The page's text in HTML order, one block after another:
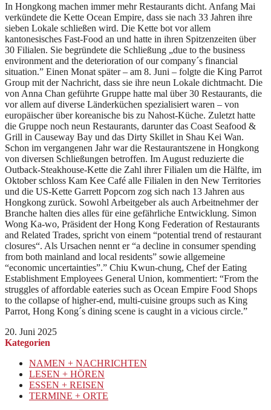
In Hongkong machen immer mehr Restaurants dicht. Anfang Mai
verkündete die Kette Ocean Empire, dass sie nach 33 Jahren ihre
sieben Lokale schließen wird. Die Kette bot vor allem
kantonesisches Fast-Food an und hatte in ihren Spitzenzeiten über
30 Filialen. Sie begründete die Schließung „due to the business
environment and the deterioration of our company´s financial
situation.” Einen Monat später – am 8. Juni – folgte die King Parrot
Group mit der Nachricht, dass sie ihre neun Lokale dichtmacht. Die
von Anna Chan geführte Gruppe hatte mal über 30 Restaurants, die
vor allem auf diverse Länderküchen spezialisiert waren – von
europäischer über koreanische bis zu Nahost-Küche. Zuletzt hatte
die Gruppe noch neun Restaurants, darunter das Coast Seafood &
Grill in Causeway Bay und das Dirty Skillet in Shau Kei Wan.
Schon im vergangenen Jahr war die Restaurantszene in Hongkong
von diversen Schließungen betroffen. Im August reduzierte die
Outback-Steakhouse-Kette die Zahl ihrer Filialen um die Hälfte, im
Oktober schloss Kam Kee Café alle Filialen in den New Territories
und die US-Kette Garrett Popcorn zog sich nach 13 Jahren aus
Hongkong zurück. Sowohl Arbeitgeber als auch Arbeitnehmer der
Branche halten dies alles für eine gefährliche Entwicklung. Simon
Wong Ka-wo, Präsident der Hong Kong Federation of Restaurants
and Related Trades, spricht von einem “potential trend of restaurant
closures“. Als Ursachen nennt er “a decline in consumer spending
from both mainland and local residents” sowie allgemeine
“economic uncertainties”.” Chiu Kwun-chung, Chef der Eating
Establishment Employees General Union, kommentiert: “From the
struggles of affordable eateries such as Ocean Empire Food Shops
to the collapse of higher-end, multi-cuisine groups such as King
Parrot, Hong Kong´s dining scene is caught in a vicious circle.”
20. Juni 2025
Kategorien
NAMEN + NACHRICHTEN
LESEN + HÖREN
ESSEN + REISEN
TERMINE + ORTE